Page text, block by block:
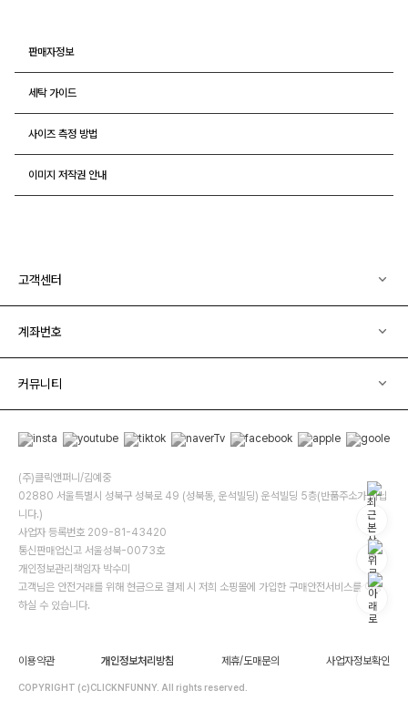
판매자정보
세탁 가이드
사이즈 측정 방법
이미지 저작권 안내
고객센터
계좌번호
커뮤니티
(주)클릭앤퍼니/김예중
02880 서울특별시 성북구 성북로 49 (성북동, 운석빌딩) 운석빌딩 5층(반품주소가 아닙
니다.)
사업자 등록번호 209-81-43420
통신판매업신고 서울성북-0073호
개인정보관리책임자 박수미
고객님은 안전거래를 위해 현금으로 결제 시 저희 소핑몰에 가입한 구매안전서비스를 이용
하실 수 있습니다.
이용약관 개인정보처리방침 제휴/도매문의 사업자정보확인
COPYRIGHT (c)CLICKNFUNNY. All rights reserved.